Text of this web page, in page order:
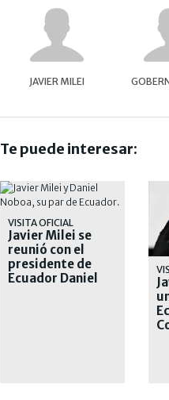
JAVIER MILEI
Te puede interesar:
VISITA OFICIAL
Javier Milei se
reunió con el
presidente de
Ecuador Daniel